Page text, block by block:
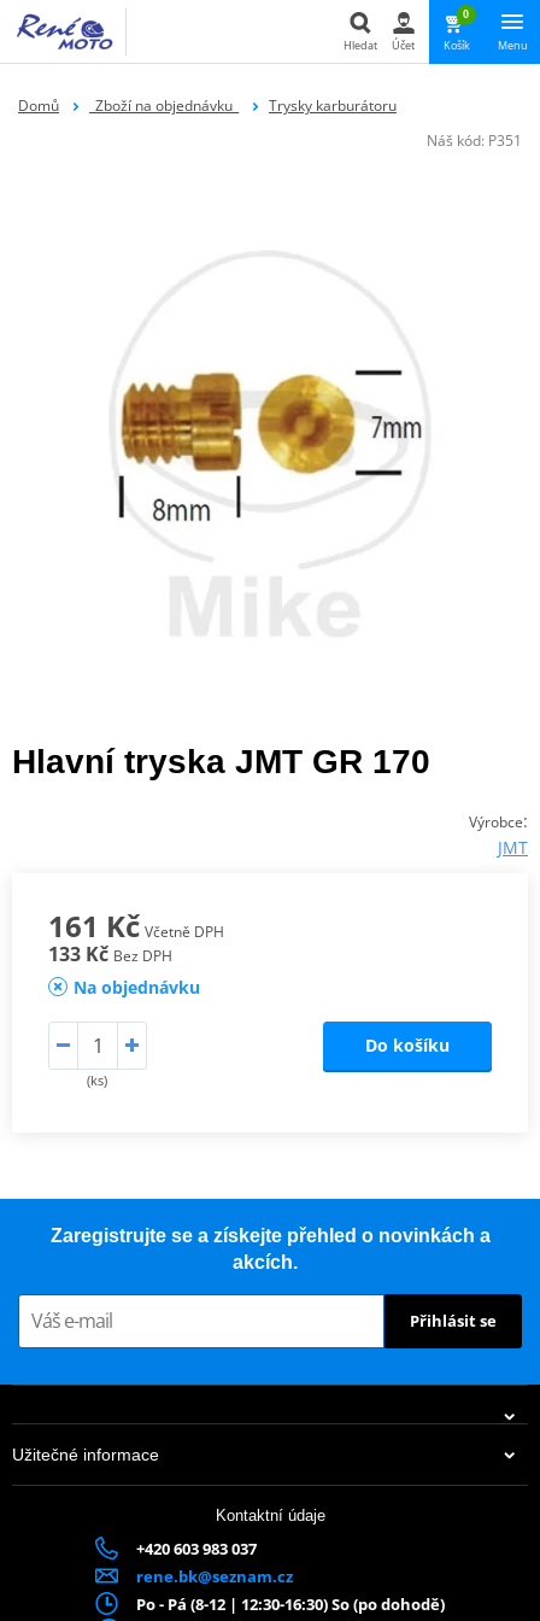
Hledat Účet
0
Košík Menu
Domů _Zboží na objednávku_
Trysky karburátoru
Náš kód: P351
Hlavní tryska JMT GR 170
Výrobce:
JMT
161 Kč Včetně DPH
133 Kč Bez DPH
Na objednávku
(ks)
Do košíku
Zaregistrujte se a získejte přehled o novinkách a
akcích.
Přihlásit se
Užitečné informace
Kontaktní údaje
+420 603 983 037
rene.bk@seznam.cz
Po - Pá (8-12 | 12:30-16:30) So (po dohodě)